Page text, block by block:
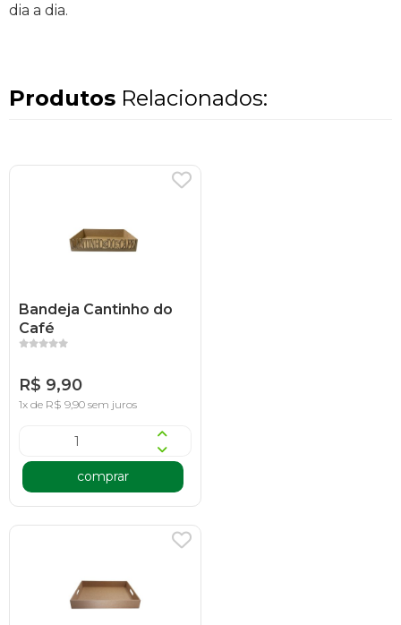
dia a dia.
Produtos Relacionados:
Bandeja Cantinho do
Café
R$ 9,90
1x de R$ 9,90 sem juros
comprar